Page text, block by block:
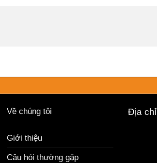
Về chúng tôi
Giới thiệu
Câu hỏi thường gặp
Địa chỉ